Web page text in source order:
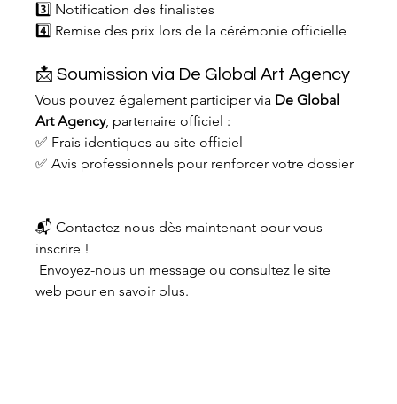
3️⃣ Notification des finalistes
4️⃣ Remise des prix lors de la cérémonie officielle
📩 Soumission via De Global Art Agency
Vous pouvez également participer via De Global
Art Agency, partenaire officiel :
✅ Frais identiques au site officiel
✅ Avis professionnels pour renforcer votre dossier
📬 Contactez-nous dès maintenant pour vous
inscrire !
web pour en savoir plus.